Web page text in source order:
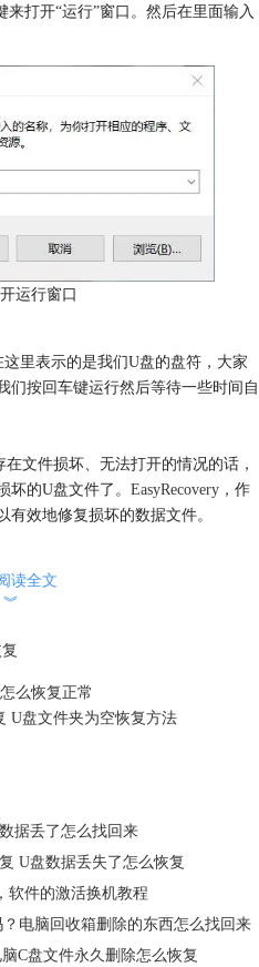
打开“运行”窗口。然后在里面输入
运行窗口
里表示的是我们U盘的盘符，大家
们按回车键运行然后等待一些时间自
文件损坏、无法打开的情况的话，
的U盘文件了。 EasyRecovery ，作
效地修复损坏的数据文件。
型点击下一个即可。
文件类型
的文件，所以这次我们要选择U盘
读全文
︾
么恢复正常
U盘文件夹为空恢复方法
据丢了怎么找回来
U盘数据丢失了怎么恢复
软件的激活换机教程
电脑回收箱删除的东西怎么找回来
C盘文件永久删除怎么恢复